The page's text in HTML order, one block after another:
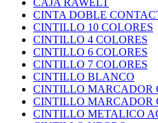
CAJA RAWELT
CINTA DOBLE
CINTILLO 10 COLORES
CINTILLO 4 COLORES
CINTILLO 6 COLORES
CINTILLO 7 COLORES
CINTILLO BLANCO
CINTILLO MARCADOR
CINTILLO MARCADOR
CINTILLO METALICO